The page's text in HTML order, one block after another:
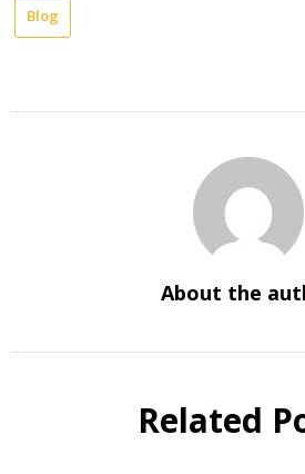
Blog
About the
Related